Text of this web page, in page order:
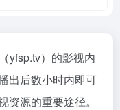
（yfsp.tv）的影视内
出后数小时内即可
源的重要途径。